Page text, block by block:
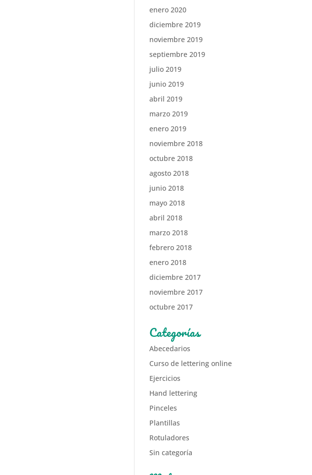
enero 2020
diciembre 2019
noviembre 2019
septiembre 2019
julio 2019
junio 2019
abril 2019
marzo 2019
enero 2019
noviembre 2018
octubre 2018
agosto 2018
junio 2018
mayo 2018
abril 2018
marzo 2018
febrero 2018
enero 2018
diciembre 2017
noviembre 2017
octubre 2017
Categorías
Abecedarios
Curso de lettering online
Ejercicios
Hand lettering
Pinceles
Plantillas
Rotuladores
Sin categoría